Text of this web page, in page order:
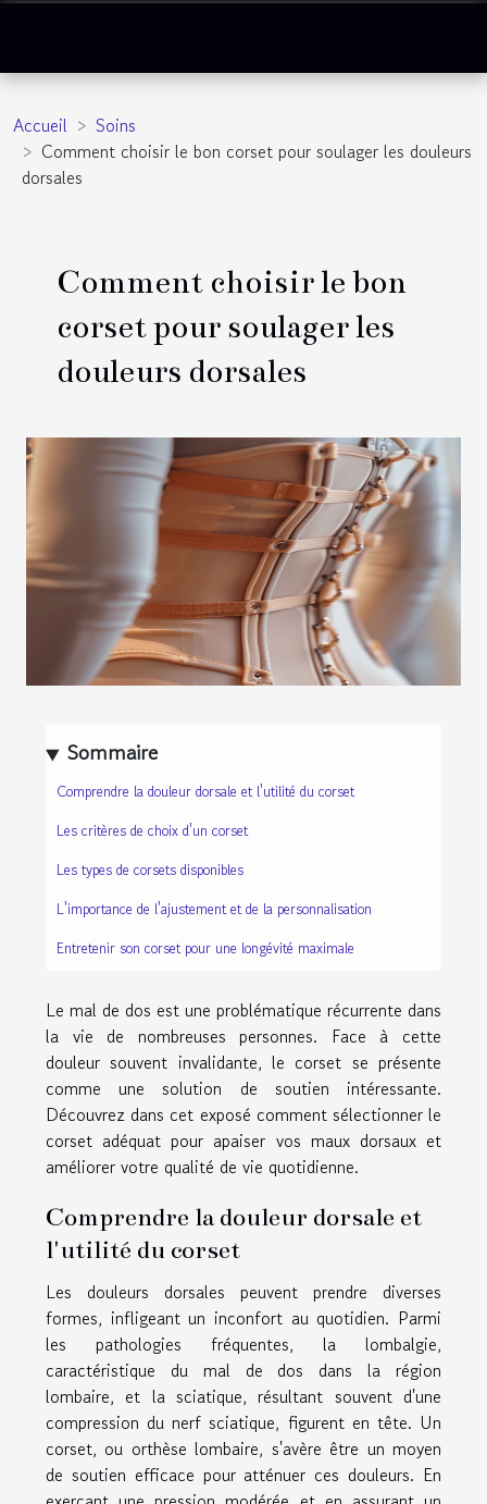
Accueil
Soins
Comment choisir le bon corset pour soulager les douleurs
dorsales
Comment choisir le bon
corset pour soulager les
douleurs dorsales
Sommaire
Comprendre la douleur dorsale et l'utilité du corset
Les critères de choix d'un corset
Les types de corsets disponibles
L'importance de l'ajustement et de la personnalisation
Entretenir son corset pour une longévité maximale
Le mal de dos est une problématique récurrente dans
la vie de nombreuses personnes. Face à cette
douleur souvent invalidante, le corset se présente
comme une solution de soutien intéressante.
Découvrez dans cet exposé comment sélectionner le
corset adéquat pour apaiser vos maux dorsaux et
améliorer votre qualité de vie quotidienne.
Comprendre la douleur dorsale et
l'utilité du corset
Les douleurs dorsales peuvent prendre diverses
formes, infligeant un inconfort au quotidien. Parmi
les pathologies fréquentes, la lombalgie,
caractéristique du mal de dos dans la région
lombaire, et la sciatique, résultant souvent d'une
compression du nerf sciatique, figurent en tête. Un
corset, ou orthèse lombaire, s'avère être un moyen
de soutien efficace pour atténuer ces douleurs. En